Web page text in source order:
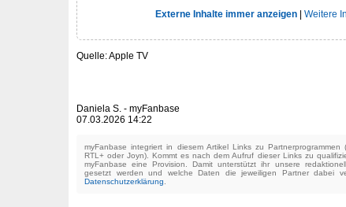
Externe Inhalte immer anzeigen
Weitere
Quelle: Apple TV
Daniela S. - myFanbase
07.03.2026 14:22
myFanbase integriert in diesem Artikel Links zu Partnerprogrammen
RTL+ oder Joyn). Kommt es nach dem Aufruf dieser Links zu
myFanbase eine Provision. Damit unterstützt ihr unsere
gesetzt werden und welche Daten die jeweiligen Partner dabei
Datenschutzerklärung